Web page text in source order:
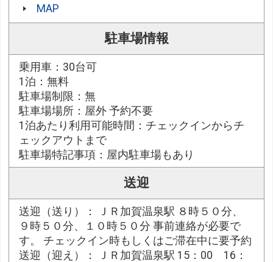
MAP
駐車場情報
乗用車：30台可
1泊：無料
駐車場制限：無
駐車場場所：屋外 予約不要
1泊あたり利用可能時間：チェックインからチ
ェックアウトまで
駐車場特記事項：屋内駐車場もあり
送迎
送迎（送り）： ＪＲ加賀温泉駅 ８時５０分、
９時５０分、１０時５０分 事前連絡が必要で
す。 チェックイン時もしくはご滞在中に要予約
送迎（迎え）： ＪＲ加賀温泉駅 15：00 16：